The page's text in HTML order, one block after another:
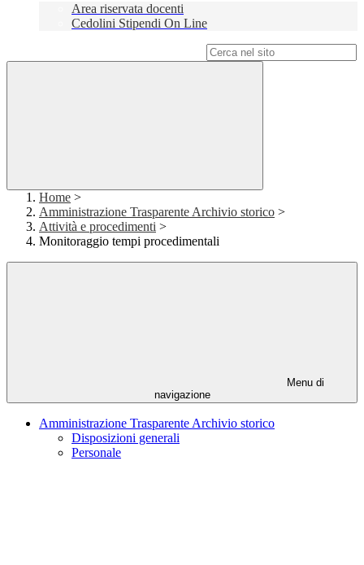
Area riservata docenti
Cedolini Stipendi On Line
Home >
Amministrazione Trasparente Archivio storico >
Attività e procedimenti >
Monitoraggio tempi procedimentali
Menu di
navigazione
Amministrazione Trasparente Archivio storico
Disposizioni generali
Personale